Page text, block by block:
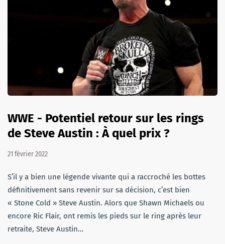
WWE - Potentiel retour sur les rings
de Steve Austin : À quel prix ?
21 février 2022
S’il y a bien une légende vivante qui a raccroché les bottes
définitivement sans revenir sur sa décision, c’est bien
« Stone Cold » Steve Austin. Alors que Shawn Michaels ou
encore Ric Flair, ont remis les pieds sur le ring après leur
retraite, Steve Austin…